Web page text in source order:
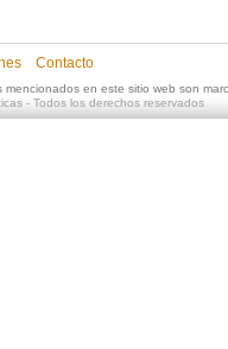
Contacto
en este sitio web son
- Todos los derechos reservados